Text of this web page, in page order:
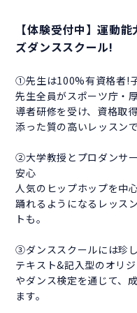
【体験受付中】運動
ズダンススクール!
①先生は100%有資格者!
先生全員がスポーツ庁・
導者研修を受け、資格取
添った質の高いレッスンで
②大学教授とプロダンサ
安心
人気のヒップホップを中
踊れるようになるレッス
トも。
③ダンススクールには珍
テキスト&記入型のオリ
やダンス検定を通じて、
ます。